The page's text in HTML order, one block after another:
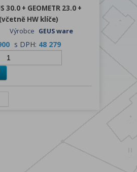
30.0 + GEOMETR 23.0 +
HW klíče)
Výrobce GEUS ware
s DPH: 48 279